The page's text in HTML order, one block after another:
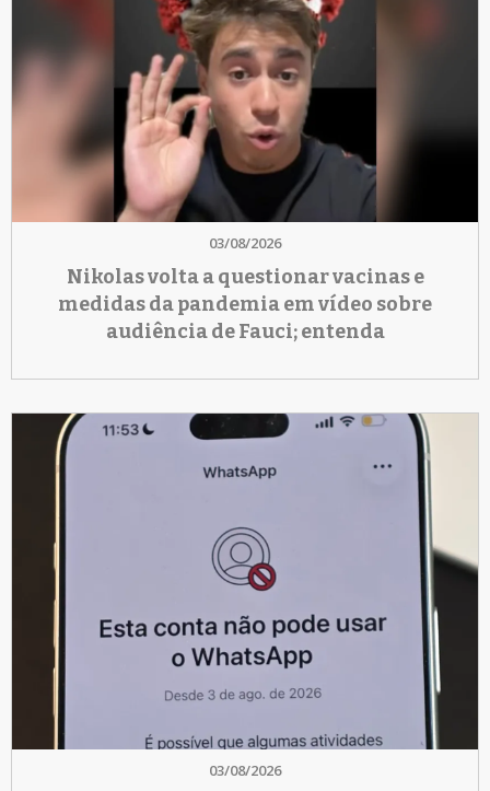
03/08/2026
Nikolas volta a questionar vacinas e
medidas da pandemia em vídeo sobre
audiência de Fauci; entenda
03/08/2026